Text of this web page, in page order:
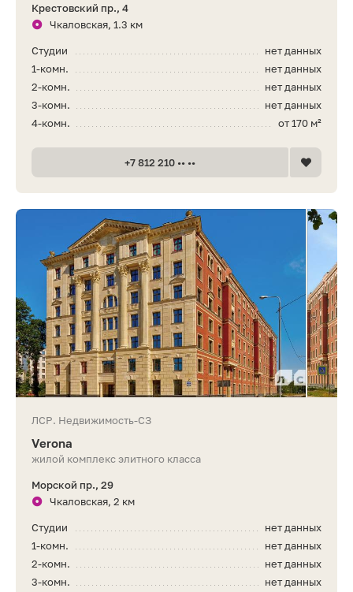
Крестовский пр., 4
Чкаловская, 1.3 км
нет данных
Студии
нет данных
1-комн.
нет данных
2-комн.
нет данных
3-комн.
от 170 м²
4-комн.
+7 812 210 •• ••
ЛСР. Недвижимость-СЗ
Verona
жилой комплекс элитного класса
Морской пр., 29
Чкаловская, 2 км
нет данных
Студии
нет данных
1-комн.
нет данных
2-комн.
нет данных
3-комн.